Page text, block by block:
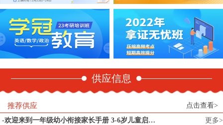
供应信息
推荐供应
点击查看>
欢迎来到一年级幼小衔接家长手册 3-6岁儿童启蒙认知早教亲子读物 幼小衔接家长全引导 小升初儿童文学 一年级小学家庭教育书籍
更多>